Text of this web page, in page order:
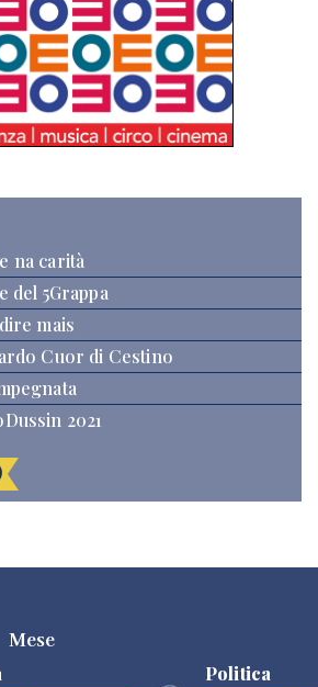
na carità
del 5Grappa
mais
Cuor di Cestino
2021
Mese
Politica